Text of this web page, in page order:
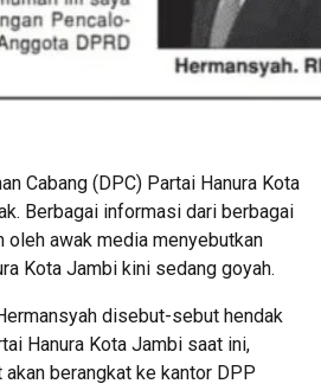
Cabang (DPC) Partai Hanura Kota
Berbagai informasi dari berbagai
oleh awak media menyebutkan
Kota Jambi kini sedang goyah.
disebut-sebut hendak
Hanura Kota Jambi saat ini,
berangkat ke kantor DPP